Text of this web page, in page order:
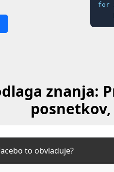
for
znanja:
to obvladuje?